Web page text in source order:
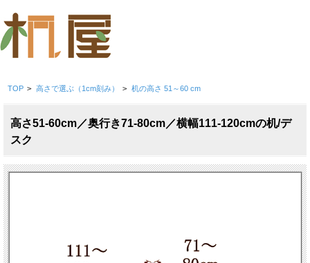
TOP > 高さで選ぶ（1cm刻み） > 机の高さ 51～60 cm
高さ51-60cm／奥行き71-80cm／横幅111-120cmの机/デ
スク